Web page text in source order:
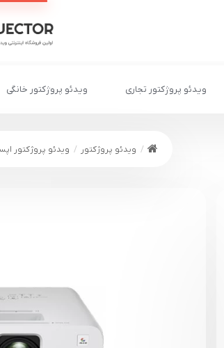
ویدئو پروژکتور تجاری ویدئو پروژکتور خانگی
ویدئو پروژکتور ویدئو پروژکتور